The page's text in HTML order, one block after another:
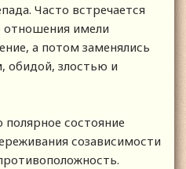
Часто встречается
отношения имели
а потом заменялись
обидой, злостью и
состояние
созависимости